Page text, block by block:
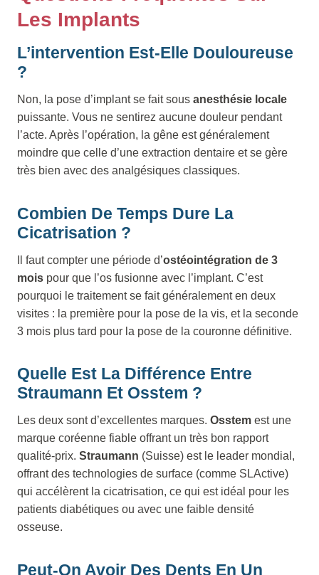
Les Implants
L’intervention Est-Elle Douloureuse
?
Non, la pose d’implant se fait sous anesthésie locale
puissante. Vous ne sentirez aucune douleur pendant
l’acte. Après l’opération, la gêne est généralement
moindre que celle d’une extraction dentaire et se gère
très bien avec des analgésiques classiques.
Combien De Temps Dure La
Cicatrisation ?
Il faut compter une période d’ostéointégration de 3
mois pour que l’os fusionne avec l’implant. C’est
pourquoi le traitement se fait généralement en deux
visites : la première pour la pose de la vis, et la seconde
3 mois plus tard pour la pose de la couronne définitive.
Quelle Est La Différence Entre
Straumann Et Osstem ?
Les deux sont d’excellentes marques. Osstem est une
marque coréenne fiable offrant un très bon rapport
qualité-prix. Straumann (Suisse) est le leader mondial,
offrant des technologies de surface (comme SLActive)
qui accélèrent la cicatrisation, ce qui est idéal pour les
patients diabétiques ou avec une faible densité
osseuse.
Peut-On Avoir Des Dents En Un